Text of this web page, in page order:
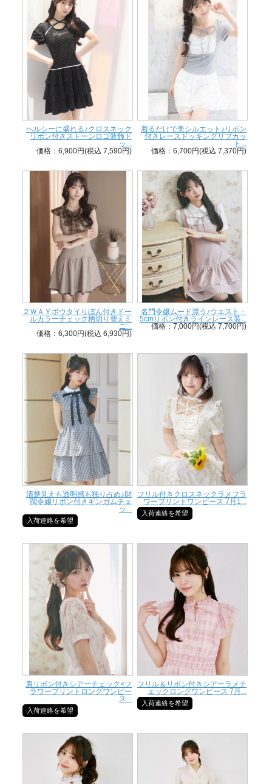
ヘルシーに盛れる♪クロスネック
リボン付きストーンロゴ装飾ド
ッ...
価格：6,900円(税込 7,590円)
着るだけで美シルエット♪リボン
付きレースドッキングリブカッ
ト...
価格：6,700円(税込 7,370円)
２ＷＡＹボウタイりぼん付きドー
ルカラーチェック柄切り替えミ
ニ...
価格：6,300円(税込 6,930円)
名門令嬢ムード漂う♪ウエスト－
5cmリボン付きラインレース装...
価格：7,000円(税込 7,700円)
清楚見えも透明感も独り占め♪財
閥令嬢リボン付きギンガムチェ
ッ...
入荷連絡を希望
フリル付きクロスネックラメフラ
ワープリントワンピース 7月1...
入荷連絡を希望
肩リボン付きシアーチェック×フ
ラワープリントロングワンピー
ス...
入荷連絡を希望
フリル＆リボン付きシアーラメチ
ェックロングワンピース 7月...
入荷連絡を希望